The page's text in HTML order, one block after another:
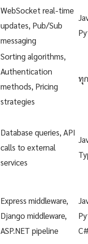
WebSocket real-time
updates, Pub/Sub
messaging
Sorting algorithms,
Authentication
methods, Pricing
strategies
ทุ
Database queries, API
calls to external
services
Express middleware,
Django middleware,
ASP.NET pipeline